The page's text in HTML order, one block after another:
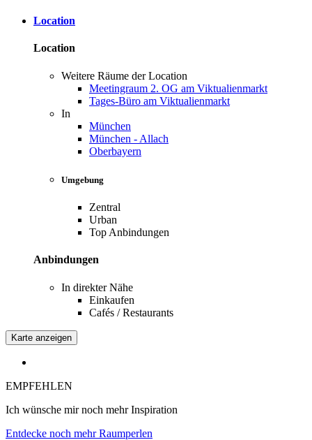
Location
Location
Weitere Räume der Location
Meetingraum 2. OG am Viktualienmarkt
Tages-Büro am Viktualienmarkt
In
München
München - Allach
Oberbayern
Umgebung
Zentral
Urban
Top Anbindungen
Anbindungen
In direkter Nähe
Einkaufen
Cafés / Restaurants
Karte anzeigen
EMPFEHLEN
Ich wünsche mir noch mehr Inspiration
Entdecke noch mehr Raumperlen